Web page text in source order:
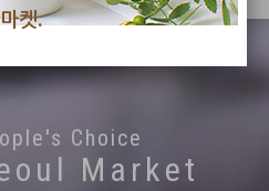
Choice
Market
켓.